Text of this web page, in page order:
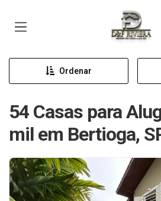
Página
Ordenar
54 Casas para
mil em Bertioga,